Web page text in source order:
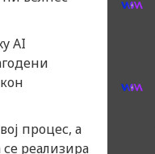
AI
процес, а
реализира